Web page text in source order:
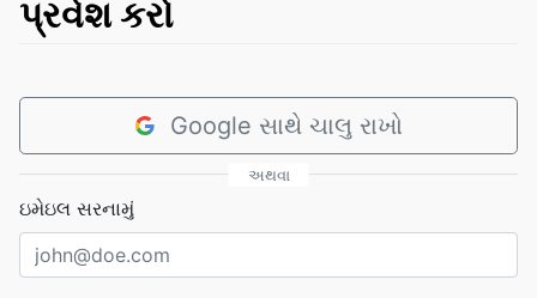
પ્રવેશ કરો
Google સાથે ચાલુ રાખો
અથવા
ઇમેઇલ સરનામું